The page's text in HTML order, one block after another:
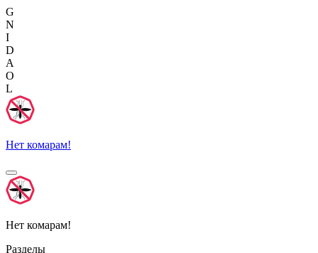
G
N
I
D
A
O
L
Нет комарам!
Нет комарам!
Разделы